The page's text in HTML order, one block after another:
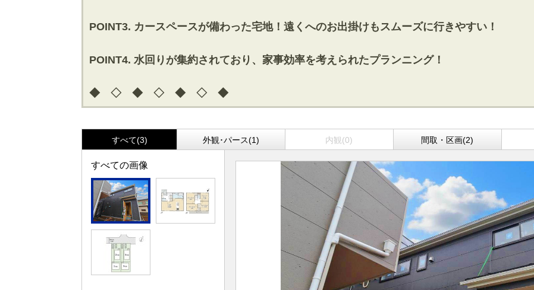
POINT3. カースペースが備わった宅地！遠くへのお出掛けもスムーズに行きやすい！
POINT4. 水回りが集約されており、家事効率を考えられたプランニング！
◆ ◇ ◆ ◇ ◆ ◇ ◆
すべて(3) 外観･パース(1) 内観(0) 間取・区画(2)
すべての画像